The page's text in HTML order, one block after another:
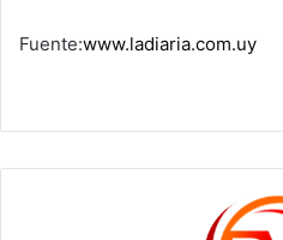
Fuente:www.ladiaria.com.uy